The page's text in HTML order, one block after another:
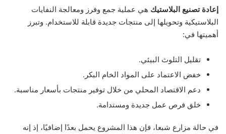
إعادة تصنيع البلاستيك هي عملية جمع وفرز ومعالجة النفايات
البلاستيكية وتحويلها إلى منتجات جديدة قابلة للاستخدام. وتبرز
أهميتها في:
تقليل التلوث البيئي.
خفض الاعتماد على المواد الخام البكر.
دعم الاقتصاد المحلي من خلال توفير منتجات بأسعار مناسبة.
خلق فرص عمل جديدة ومستدامة.
في حالة مزارع شبعا، فإن هذا المشروع يحمل بعدًا إضافيًا، إذ إنه